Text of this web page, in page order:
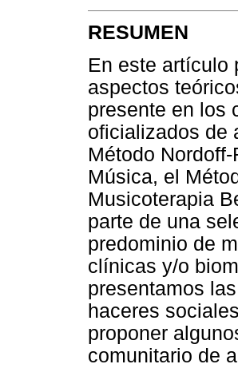
RESUMEN
En este artículo
aspectos
presente en los
oficializados de
Método
Música, el
Musicoterapia
parte de una
predominio de
clínicas y/o
presentamos
haceres
proponer
comunitario de